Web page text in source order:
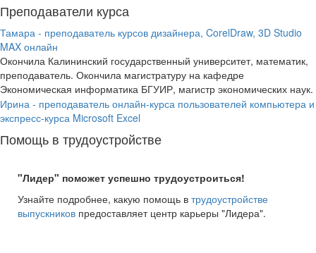
Преподаватели курса
Тамара - преподаватель курсов дизайнера, CorelDraw, 3D Studio
MAX онлайн
Окончила Калининский государственный университет, математик,
преподаватель. Окончила магистратуру на кафедре
Экономическая информатика БГУИР, магистр экономических наук.
Ирина - преподаватель онлайн-курса пользователей компьютера и
экспресс-курса Microsoft Excel
Помощь в трудоустройстве
"Лидер" поможет успешно трудоустроиться!
Узнайте подробнее, какую помощь в трудоустройстве
выпускников предоставляет центр карьеры "Лидера".